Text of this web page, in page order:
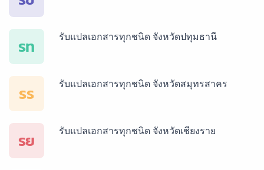
รท รับแปลเอกสารทุกชนิด จังหวัดปทุมธานี
รร รับแปลเอกสารทุกชนิด จังหวัดสมุทรสาคร
รย รับแปลเอกสารทุกชนิด จังหวัดเชียงราย